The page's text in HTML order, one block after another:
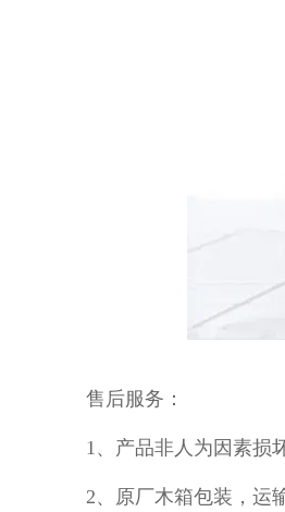
售后服务：
1、产品非人为因素损
2、原厂木箱包装，运